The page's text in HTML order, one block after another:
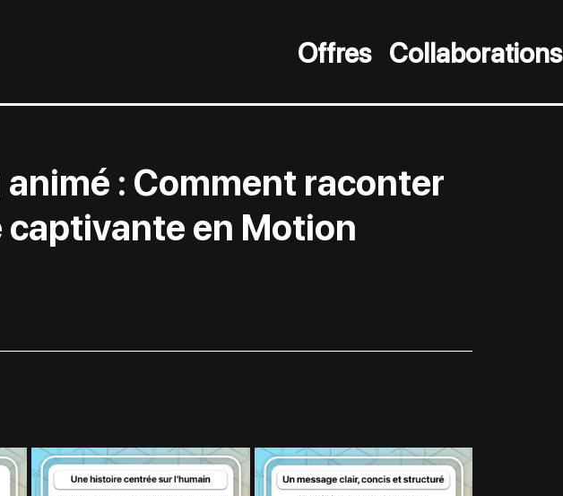
Offres Collaborations
: Comment raconter
captivante en Motion